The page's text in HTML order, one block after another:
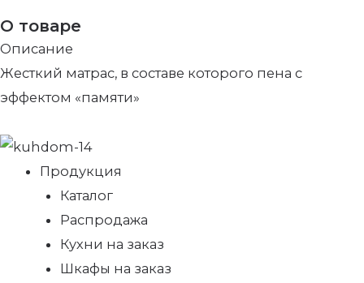
О товаре
Описание
Жесткий матрас, в составе которого пена с
эффектом «памяти»
Продукция
Каталог
Распродажа
Кухни на заказ
Шкафы на заказ